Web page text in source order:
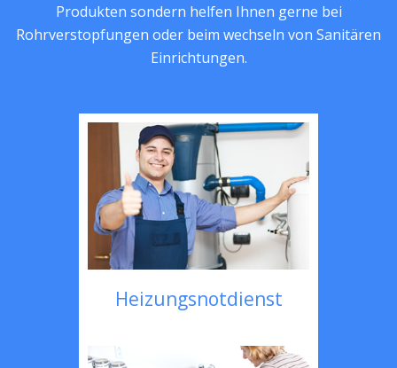
Produkten sondern helfen Ihnen gerne bei
Rohrverstopfungen oder beim wechseln von Sanitären
Einrichtungen.
Heizungsnotdienst